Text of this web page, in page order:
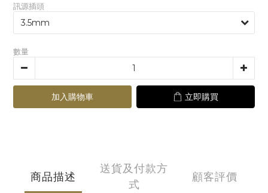
訊源插頭
數量
加入購物車 立即購買
商品描述
送貨及付款方
式
顧客評價